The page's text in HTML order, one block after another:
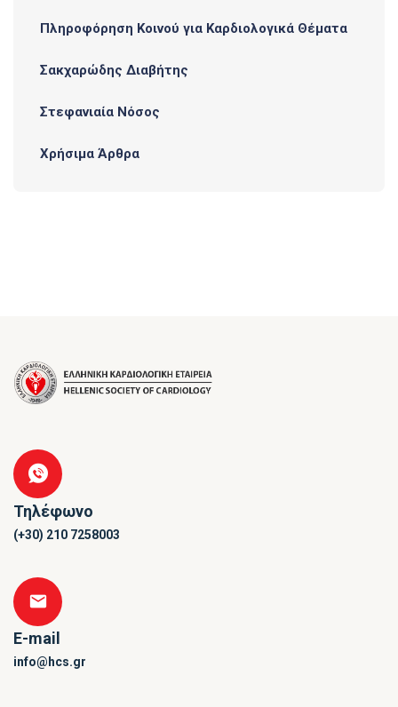
Πληροφόρηση Κοινού για Καρδιολογικά Θέματα
Σακχαρώδης Διαβήτης
Στεφανιαία Νόσος
Χρήσιμα Άρθρα
Τηλέφωνο
(+30) 210 7258003
E-mail
info@hcs.gr